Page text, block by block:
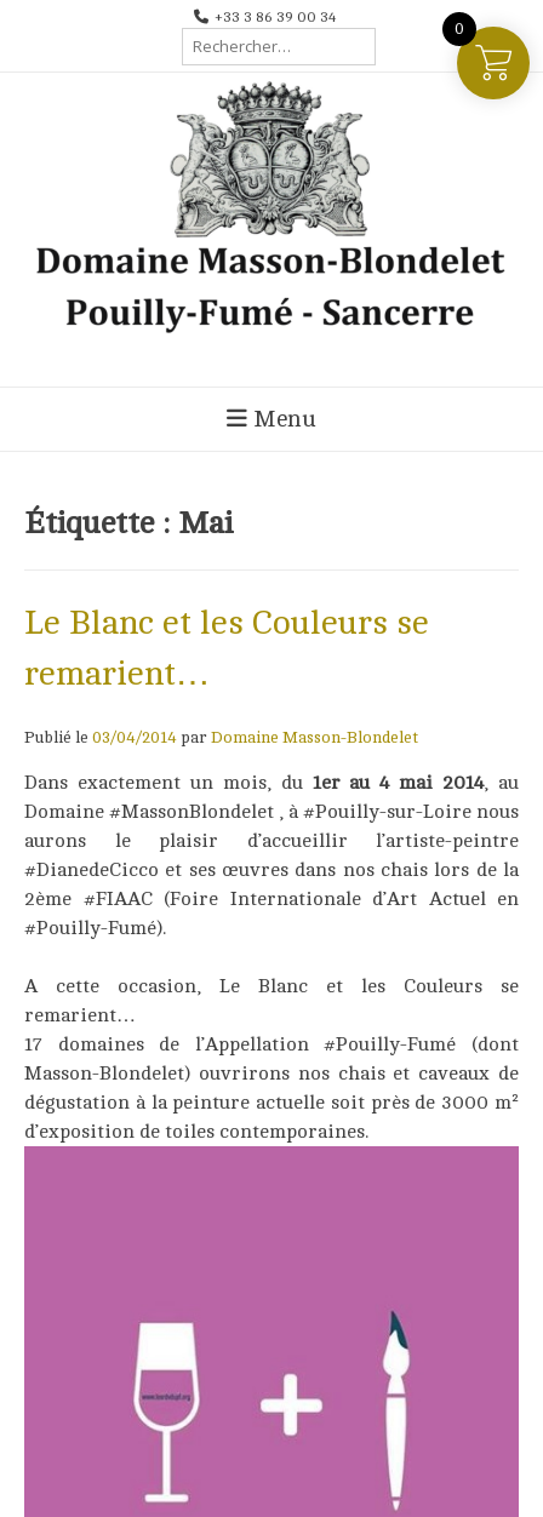
+33 3 86 39 00 34
Rechercher :
Menu
Étiquette : Mai
Le Blanc et les Couleurs se
remarient…
Publié le 03/04/2014 par Domaine Masson-Blondelet
Dans exactement un mois, du 1er au 4 mai 2014, au
Domaine #MassonBlondelet , à #Pouilly-sur-Loire nous
aurons le plaisir d’accueillir l’artiste-peintre
#DianedeCicco et ses œuvres dans nos chais lors de la
2ème #FIAAC (Foire Internationale d’Art Actuel en
#Pouilly-Fumé).
A cette occasion, Le Blanc et les Couleurs se
remarient…
17 domaines de l’Appellation #Pouilly-Fumé (dont
Masson-Blondelet) ouvrirons nos chais et caveaux de
dégustation à la peinture actuelle soit près de 3000 m²
d’exposition de toiles contemporaines.
0